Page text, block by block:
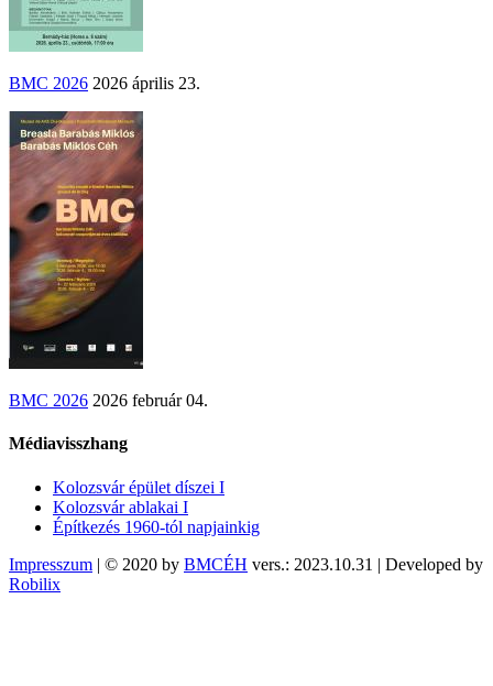
BMC 2026 2026 április 23.
BMC 2026 2026 február 04.
Médiavisszhang
Kolozsvár épület díszei I
Kolozsvár ablakai I
Építkezés 1960-tól napjainkig
Impresszum | © 2020 by BMCÉH vers.: 2023.10.31 | Developed by
Robilix